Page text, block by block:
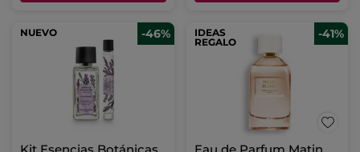
NUEVO -46%
IDEAS
REGALO
-41%